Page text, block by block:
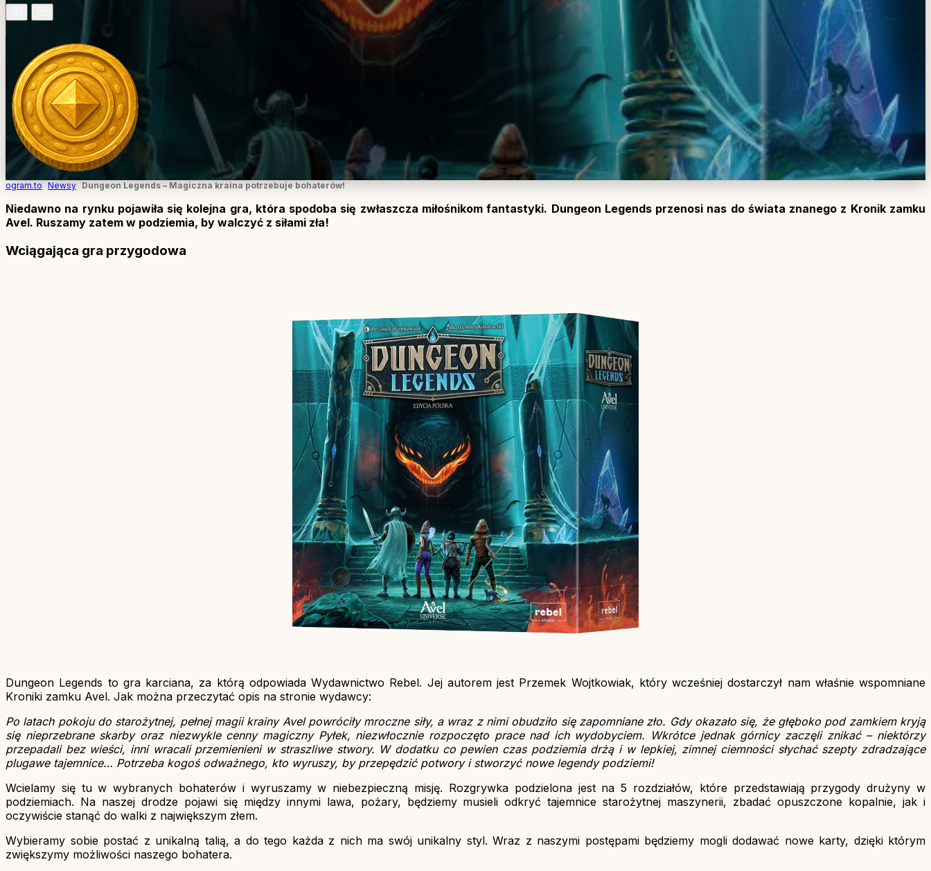
ogram.to Newsy Dungeon Legends – Magiczna kraina potrzebuje bohaterów!
Niedawno na rynku pojawiła się kolejna gra, która spodoba się zwłaszcza miłośnikom fantastyki. Dungeon Legends przenosi nas do świata znanego z Kronik zamku
Avel. Ruszamy zatem w podziemia, by walczyć z siłami zła!
Wciągająca gra przygodowa
Dungeon Legends to gra karciana, za którą odpowiada Wydawnictwo Rebel. Jej autorem jest Przemek Wojtkowiak, który wcześniej dostarczył nam właśnie wspomniane
Kroniki zamku Avel. Jak można przeczytać opis na stronie wydawcy:
Po latach pokoju do starożytnej, pełnej magii krainy Avel powróciły mroczne siły, a wraz z nimi obudziło się zapomniane zło. Gdy okazało się, że głęboko pod zamkiem kryją
się nieprzebrane skarby oraz niezwykle cenny magiczny Pyłek, niezwłocznie rozpoczęto prace nad ich wydobyciem. Wkrótce jednak górnicy zaczęli znikać – niektórzy
przepadali bez wieści, inni wracali przemienieni w straszliwe stwory. W dodatku co pewien czas podziemia drżą i w lepkiej, zimnej ciemności słychać szepty zdradzające
plugawe tajemnice… Potrzeba kogoś odważnego, kto wyruszy, by przepędzić potwory i stworzyć nowe legendy podziemi!
Wcielamy się tu w wybranych bohaterów i wyruszamy w niebezpieczną misję. Rozgrywka podzielona jest na 5 rozdziałów, które przedstawiają przygody drużyny w
podziemiach. Na naszej drodze pojawi się między innymi lawa, pożary, będziemy musieli odkryć tajemnice starożytnej maszynerii, zbadać opuszczone kopalnie, jak i
oczywiście stanąć do walki z największym złem.
Wybieramy sobie postać z unikalną talią, a do tego każda z nich ma swój unikalny styl. Wraz z naszymi postępami będziemy mogli dodawać nowe karty, dzięki którym
zwiększymy możliwości naszego bohatera.